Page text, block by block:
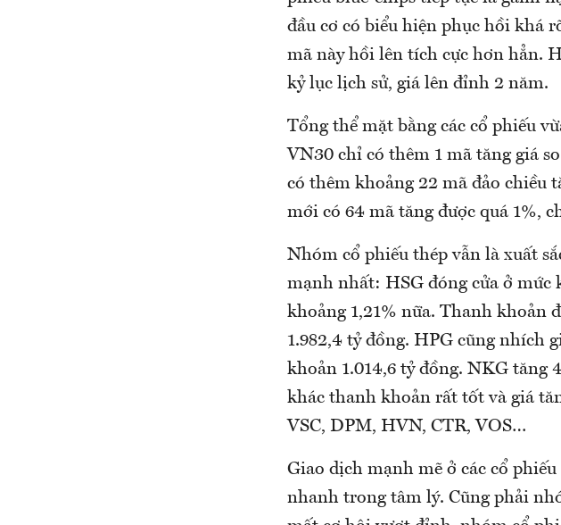
đầu cơ có biểu hiện phục hồi khá
mã này hồi lên tích cực hơn hẳn.
kỷ lục lịch sử, giá lên đỉnh 2 năm.
Tổng thể mặt bằng các cổ phiếu
VN30 chỉ có thêm 1 mã tăng giá
có thêm khoảng 22 mã đảo chiều
mới có 64 mã tăng được quá 1%,
Nhóm cổ phiếu thép vẫn là xuất
mạnh nhất: HSG đóng cửa ở mức
khoảng 1,21% nữa. Thanh khoản
1.982,4 tỷ đồng. HPG cũng nhích
khoản 1.014,6 tỷ đồng. NKG tăng
khác thanh khoản rất tốt và giá
VSC, DPM, HVN, CTR, VOS…
Giao dịch mạnh mẽ ở các cổ
nhanh trong tâm lý. Cũng phải